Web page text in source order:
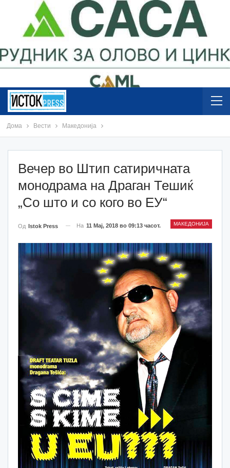
Дома Вести Македонија
Вечер во Штип сатиричната
монодрама на Драган Тешиќ
„Со што и со кого во ЕУ“
МАКЕДОНИЈА
Од Istok Press На 11 Мај, 2018 во 09:13 часот.